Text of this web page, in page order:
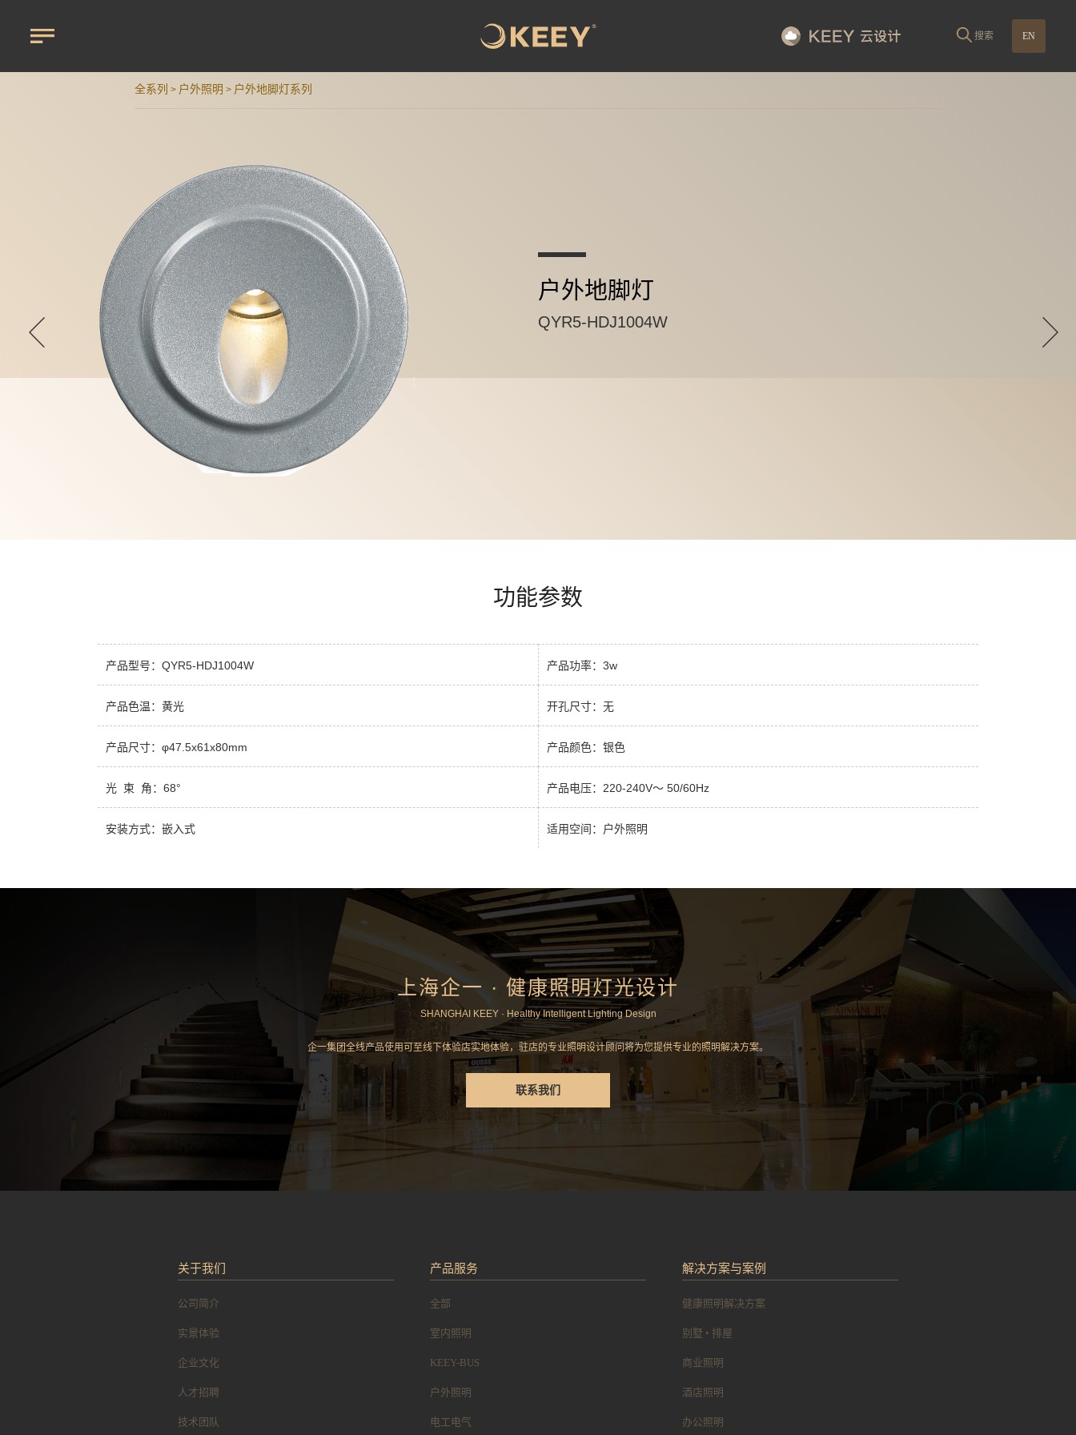
搜索 EN
全系列 > 户外照明 > 户外地脚灯系列
户外地脚灯
QYR5-HDJ1004W
功能参数
产品型号：QYR5-HDJ1004W 产品功率：3w
产品色温：黄光 开孔尺寸：无
产品尺寸：φ47.5x61x80mm 产品颜色：银色
光 束 角：68° 产品电压：220-240V～ 50/60Hz
安装方式：嵌入式 适用空间：户外照明
上海企一 · 健康照明灯光设计
SHANGHAI KEEY · Healthy Intelligent Lighting Design
企一集团全线产品使用可至线下体验店实地体验，驻店的专业照明设计顾问将为您提供专业的照明解决方案。
联系我们
关于我们
公司简介
实景体验
企业文化
人才招聘
技术团队
产品服务
全部
室内照明
KEEY-BUS
户外照明
电工电气
解决方案与案例
健康照明解决方案
别墅 • 排屋
商业照明
酒店照明
办公照明